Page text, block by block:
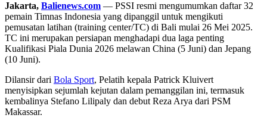
Jakarta, Balienews.com — PSSI resmi mengumumkan daftar 32
pemain Timnas Indonesia yang dipanggil untuk mengikuti
pemusatan latihan (training center/TC) di Bali mulai 26 Mei 2025.
TC ini merupakan persiapan menghadapi dua laga penting
Kualifikasi Piala Dunia 2026 melawan China (5 Juni) dan Jepang
(10 Juni).
Dilansir dari Bola Sport, Pelatih kepala Patrick Kluivert
menyisipkan sejumlah kejutan dalam pemanggilan ini, termasuk
kembalinya Stefano Lilipaly dan debut Reza Arya dari PSM
Makassar.